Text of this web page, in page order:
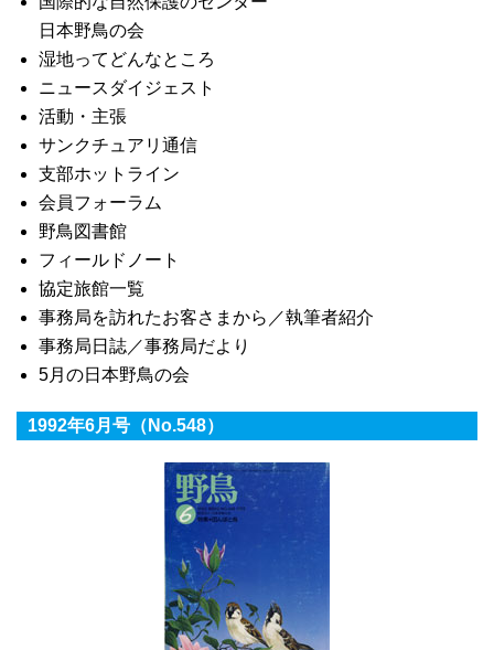
日本野鳥の会
湿地ってどんなところ
ニュースダイジェスト
活動・主張
サンクチュアリ通信
支部ホットライン
会員フォーラム
野鳥図書館
フィールドノート
協定旅館一覧
事務局を訪れたお客さまから／執筆者紹介
事務局日誌／事務局だより
5月の日本野鳥の会
1992年6月号（No.548）